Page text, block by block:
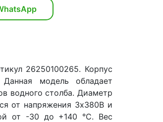
26250100265. Корпус
модель обладает
водного столба. Диаметр
от напряжения 3х380В и
от -30 до +140 °C. Вес